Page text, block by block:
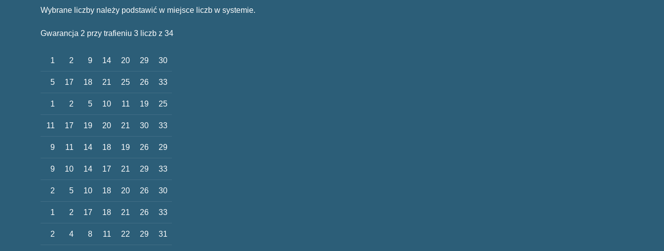
Wybrane liczby należy podstawić w miejsce liczb w systemie.
Gwarancja 2 przy trafieniu 3 liczb z 34
1 2 9 14 20 29 30
5 17 18 21 25 26 33
1 2 5 10 11 19 25
11 17 19 20 21 30 33
9 11 14 18 19 26 29
9 10 14 17 21 29 33
2 5 10 18 20 26 30
1 2 17 18 21 26 33
2 4 8 11 22 29 31